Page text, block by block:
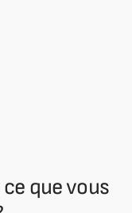
que vous